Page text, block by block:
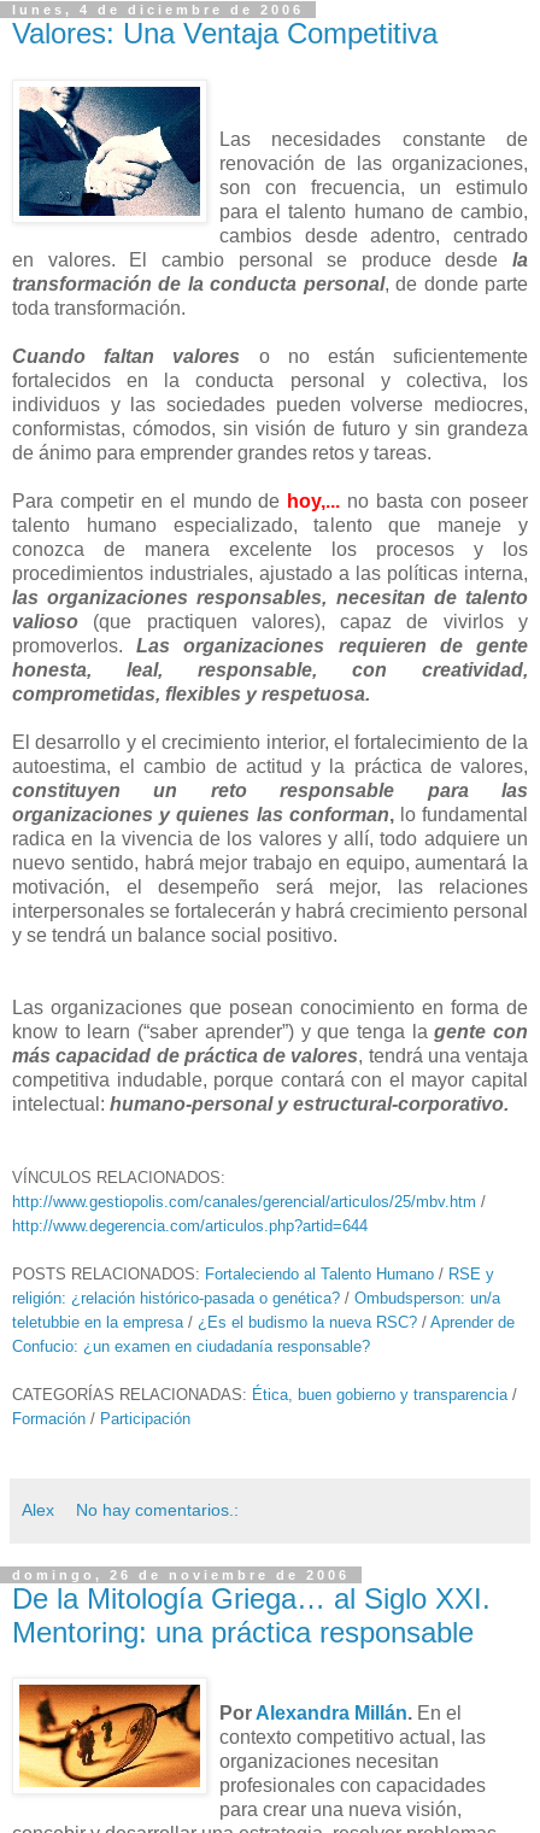
lunes, 4 de diciembre de 2006
Valores: Una Ventaja Competitiva
Las necesidades constante de
renovación de las organizaciones,
son con frecuencia, un estimulo
para el talento humano de cambio,
cambios desde adentro, centrado
en valores. El cambio personal se produce desde la
transformación de la conducta personal, de donde parte
toda transformación.
Cuando faltan valores o no están suficientemente
fortalecidos en la conducta personal y colectiva, los
individuos y las sociedades pueden volverse mediocres,
conformistas, cómodos, sin visión de futuro y sin grandeza
de ánimo para emprender grandes retos y tareas.
Para competir en el mundo de hoy,... no basta con poseer
talento humano especializado, talento que maneje y
conozca de manera excelente los procesos y los
procedimientos industriales, ajustado a las políticas interna,
las organizaciones responsables, necesitan de talento
valioso (que practiquen valores), capaz de vivirlos y
promoverlos.Las organizaciones requieren de gente
honesta, leal, responsable, con creatividad,
comprometidas, flexibles y respetuosa.
El desarrollo y el crecimiento interior, el fortalecimiento de la
autoestima, el cambio de actitud y la práctica de valores,
constituyen un reto responsable para las
organizaciones y quienes las conforman,lo fundamental
radica en la vivencia de los valores y allí, todo adquiere un
nuevo sentido, habrá mejor trabajo en equipo, aumentará la
motivación, el desempeño será mejor, las relaciones
interpersonales se fortalecerán y habrá crecimiento personal
y se tendrá un balance social positivo.
Las organizaciones que posean conocimiento en forma de
know to learn (“saber aprender”) y que tenga lagente con
más capacidad de práctica de valores, tendrá una ventaja
competitiva indudable, porque contará con el mayor capital
intelectual: humano-personal y estructural-corporativo.
VÍNCULOS RELACIONADOS:
http://www.gestiopolis.com/canales/gerencial/articulos/25/mbv.htm /
http://www.degerencia.com/articulos.php?artid=644
POSTS RELACIONADOS: Fortaleciendo al Talento Humano / RSE y
religión: ¿relación histórico-pasada o genética? / Ombudsperson: un/a
teletubbie en la empresa / ¿Es el budismo la nueva RSC? / Aprender de
Confucio: ¿un examen en ciudadanía responsable?
CATEGORÍAS RELACIONADAS: Ética, buen gobierno y transparencia /
Formación / Participación
Alex No hay comentarios.:
domingo, 26 de noviembre de 2006
De la Mitología Griega… al Siglo XXI.
Mentoring: una práctica responsable
Por Alexandra Millán. En el
contexto competitivo actual, las
organizaciones necesitan
profesionales con capacidades
para crear una nueva visión,